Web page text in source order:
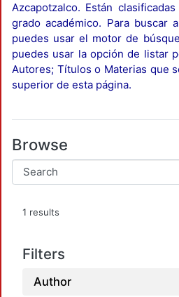
Azcapotzalco. Están
grado académico. Para buscar
puedes usar el motor de
puedes usar la opción de listar
Autores; Títulos o Materias que
superior de esta página.
Browse
1 results
Filters
Author